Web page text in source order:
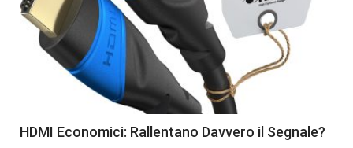
HDMI Economici: Rallentano Davvero il Segnale?